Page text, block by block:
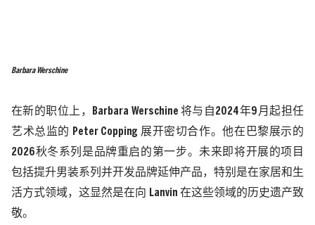
Barbara Werschine
在新的职位上， Barbara Werschine将与自 2024年9 月起担任
艺术总监的 Peter Copping 展开密切合作。他在巴黎展示的
2026秋冬系列是品牌重启的第一步。未来即将开展的项目
包括提升男装系列并开发品牌延伸产品，特别是在家居和生
活方式领域，这显然是在向 Lanvin 在这些领域的历史遗产致
敬。